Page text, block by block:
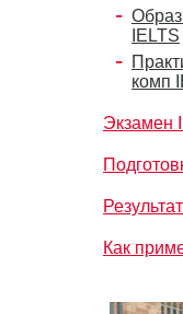
IELTS
комп
Экзамен
Как